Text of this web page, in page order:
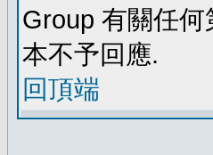
Group 有關任
本不予回應.
回頂端